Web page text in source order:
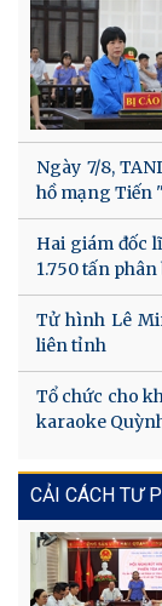
Ngày 7/8,
hồ mạng Tiến
Hai giám đốc
1.750 tấn
Tử hình Lê
liên tỉnh
Tổ chức cho
karaoke
CẢI CÁCH TƯ